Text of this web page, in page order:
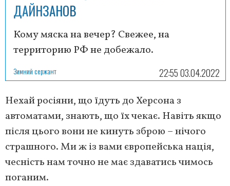
ДАЙНЗАНОВ
Кому мяска на вечер? Свежее, на
территорию РФ не добежало.
Зимний сержант 22:55 03.04.2022
Нехай росіяни, що їдуть до Херсона з
автоматами, знають, що їх чекає. Навіть якщо
після цього вони не кинуть зброю – нічого
страшного. Ми ж із вами європейська нація,
чесність нам точно не має здаватись чимось
поганим.